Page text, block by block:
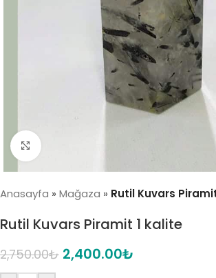
Click to enlarge
Anasayfa » Mağaza » Rutil Kuvars
Rutil Kuvars Piramit 1 kalite
2,750.00₺ 2,400.00₺